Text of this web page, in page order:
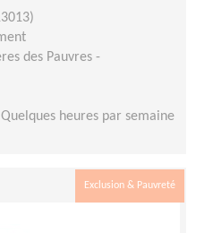
des Pauvres -
Quelques heures par semaine
Exclusion & Pauvreté